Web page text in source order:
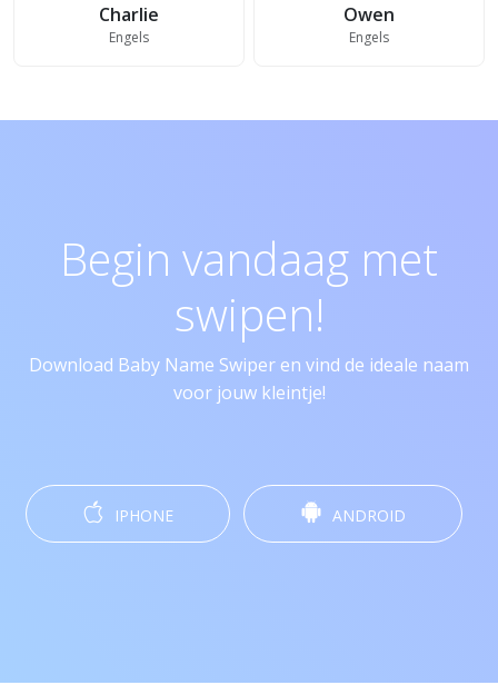
Charlie
Engels
Owen
Engels
Begin vandaag met
swipen!
Download Baby Name Swiper en vind de ideale naam
voor jouw kleintje!
IPHONE ANDROID